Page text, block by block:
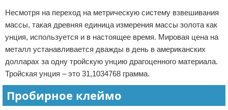
Несмотря на переход на метрическую систему взвешивания
массы, такая древняя единица измерения массы золота как
унция, используется и в настоящее время. Мировая цена на
металл устанавливается дважды в день в американских
долларах за одну тройскую унцию драгоценного материала.
Тройская унция – это 31,1034768 грамма.
Пробирное клеймо